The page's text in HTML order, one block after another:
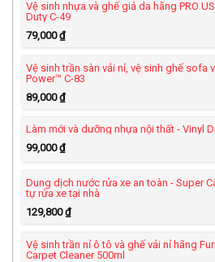
Vệ sinh nhựa và ghế giả da hãng PRO
Duty C-49
79,000₫
Vệ sinh trần sàn vải nỉ, vệ sinh ghế sofa
Power™ C-83
89,000₫
Làm mới và dưỡng nhựa nội thất - Vinyl
99,000₫
Dung dịch nước rửa xe an toàn - Super
tự rửa xe tại nhà
129,800₫
Vệ sinh trần nỉ ô tô và ghế vải nỉ hãng
Carpet Cleaner 500ml